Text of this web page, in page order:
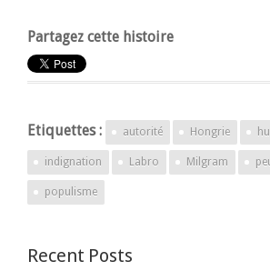
Partagez cette histoire
Etiquettes : autorité Hongrie
indignation Labro Milgram
populisme
Recent Posts